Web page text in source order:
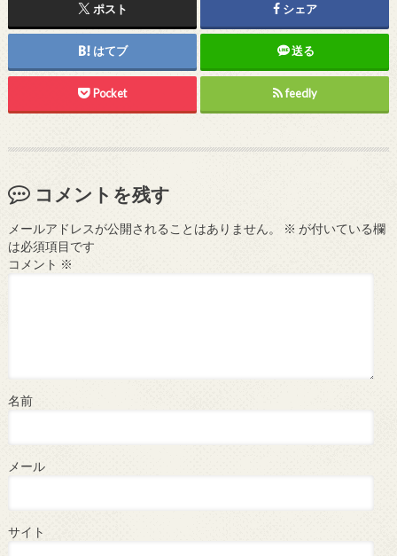
ポスト シェア
はてブ 送る
Pocket feedly
コメントを残す
メールアドレスが公開されることはありません。 ※ が付いている欄
は必須項目です
コメント ※
名前
メール
サイト